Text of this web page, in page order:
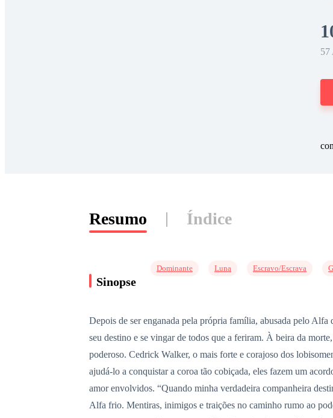
57
Resumo Índice
Sinopse
Dominante Luna Escravo/Escrava
Depois de ser enganada pela própria família, abusada pelo
seu destino e se vingar de todos que a feriram. À beira da
poderoso. Cedrick Walker, o mais forte e corajoso dos
ajudá-lo a conquistar a coroa tão cobiçada, eles fazem um
amor envolvidos. “Quando minha verdadeira companheira
Alfa frio. Mentiras, inimigos e traições no caminho rumo ao